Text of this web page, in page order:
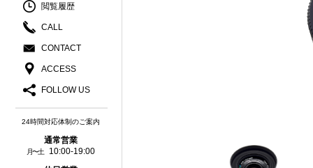
24時間対応体制のご案内
通常営業
月〜土
10:00-19:00
閲覧履歴
CALL
CONTACT
ACCESS
FOLLOW US